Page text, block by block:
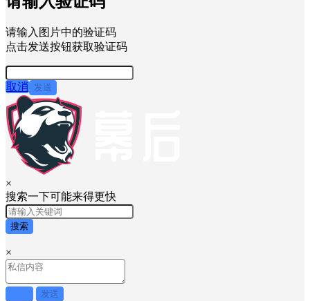
请输入图片中的验证码
点击发送按钮获取验证码
取消 发送
×
搜索一下可能来得更快
搜索
×
发送